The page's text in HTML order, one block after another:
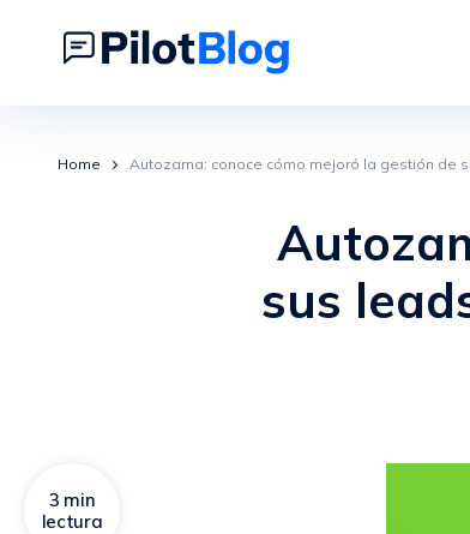
Home Autozama: conoce cómo mejoró la gestión de
sus
3 min
lectura